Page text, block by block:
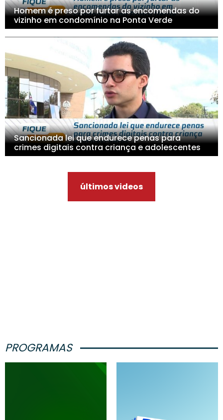
Homem é preso por furtar as encomendas do
vizinho em condomínio na Ponta Verde
Sancionada lei que endurece penas para
crimes digitais contra criança e adolescentes
últimos videos
PROGRAMAS